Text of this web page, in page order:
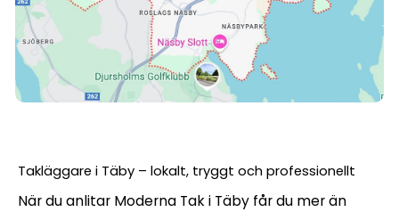
Takläggare i Täby – lokalt, tryggt och professionellt
När du anlitar Moderna Tak i Täby får du mer än